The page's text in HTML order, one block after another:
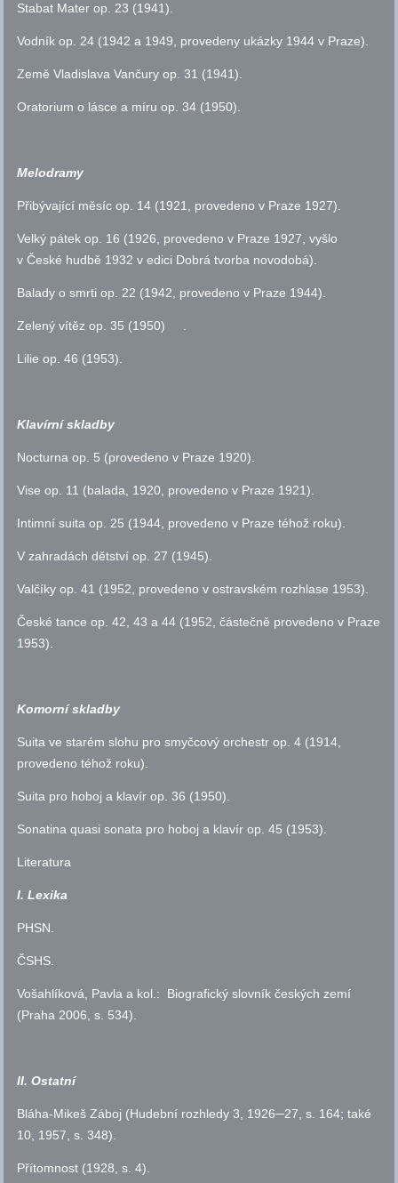
Stabat Materop. 23 (1941).
Vodníkop. 24 (1942 a 1949, provedeny ukázky 1944 v Praze).
Země Vladislava Vančuryop. 31 (1941).
Oratorium o lásce a míruop. 34 (1950).
Melodramy
Přibývající měsícop. 14 (1921, provedeno v Praze 1927).
Velký pátekop. 16 (1926, provedeno v Praze 1927, vyšlo
v České hudbě 1932 v edici Dobrá tvorba novodobá).
Balady o smrtiop. 22 (1942, provedeno v Praze 1944).
Zelený vítězop. 35 (1950) .
Lilieop. 46 (1953).
Klavírní skladby
Nocturnaop. 5 (provedeno v Praze 1920).
Viseop. 11 (balada, 1920, provedeno v Praze 1921).
Intimní suitaop. 25 (1944, provedeno v Praze téhož roku).
V zahradách dětstvíop. 27 (1945).
Valčíkyop. 41 (1952, provedeno v ostravském rozhlase 1953).
České tanceop. 42, 43 a 44 (1952, částečně provedeno v Praze
1953).
Komorní skladby
Suita ve starém slohu pro smyčcový orchestrop. 4 (1914,
provedeno téhož roku).
Suita pro hoboj a klavírop. 36 (1950).
Sonatina quasi sonata pro hoboj a klavírop. 45 (1953).
Literatura
I. Lexika
PHSN.
ČSHS.
Vošahlíková, Pavla a kol.: Biografický slovník českých zemí
(Praha 2006, s. 534).
II. Ostatní
Bláha-Mikeš Záboj (Hudební rozhledy 3, 1926─27, s. 164; také
10, 1957, s. 348).
Přítomnost (1928, s. 4).